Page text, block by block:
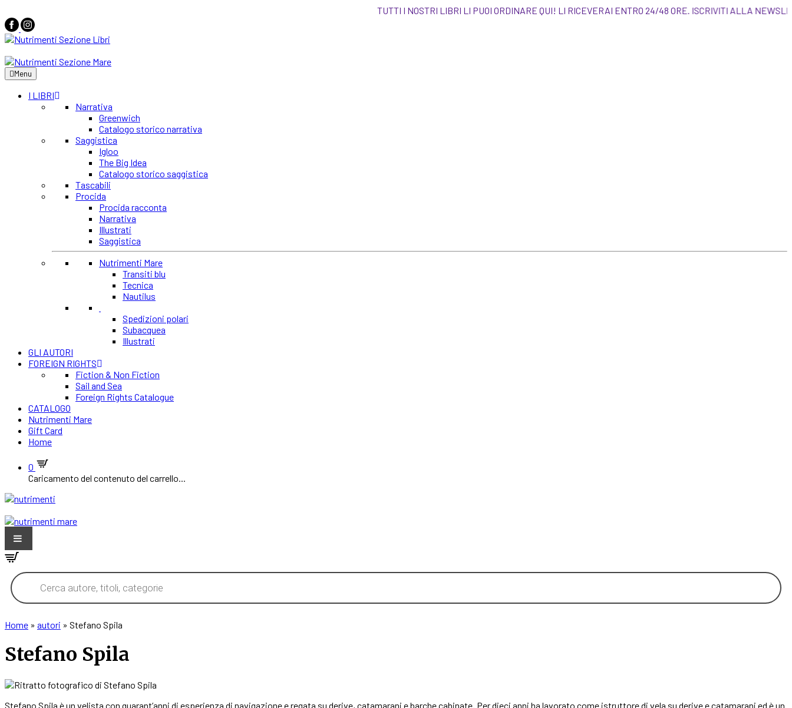
TUTTI I NOSTRI LIBRI LI PUOI ORDINARE QUI! LI RICEVERAI ENTRO 24/48
Menu
I LIBRI
Narrativa
Greenwich
Catalogo storico narrativa
Saggistica
Igloo
The Big Idea
Catalogo storico saggistica
Tascabili
Procida
Procida racconta
Narrativa
Illustrati
Saggistica
Nutrimenti Mare
Transiti blu
Tecnica
Nautilus
Spedizioni polari
Subacquea
Illustrati
GLI AUTORI
FOREIGN RIGHTS
Fiction & Non Fiction
Sail and Sea
Foreign Rights Catalogue
CATALOGO
Nutrimenti Mare
Gift Card
Home
0
Caricamento del contenuto del carrello...
Products
search
Home » autori » Stefano Spila
Stefano Spila
Stefano Spila è un velista con quarant’anni di esperienza di navigazione e regata su derive, catamarani e barche cabinate. Per dieci anni ha lavorato come istruttore di vela su derive e catamarani ed è un